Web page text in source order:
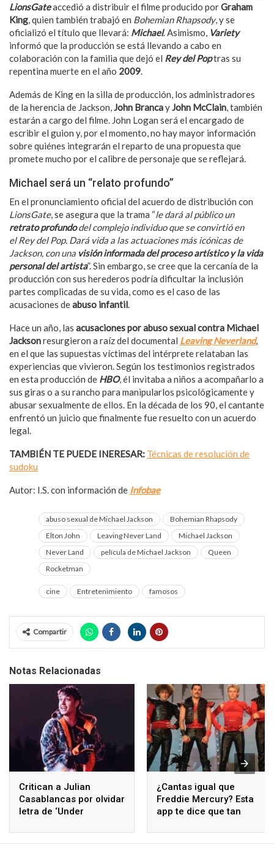
LionsGateaccedió a distribuir el filme producido porGraham
King, quien también trabajó en Bohemian Rhapsody, y se
oficializó el título que llevará: Michael. Asimismo, Variety
informó que la producción se está llevando a cabo en
colaboración con la familia que dejó el Rey del Poptras su
repentina muerte en el año 2009.
Además de King en la silla de producción, los administradores
de la herencia de Jackson,John BrancayJohn McClain, también
estarán a cargo del filme. John Logan será el encargado de
escribir el guion y, por el momento, no hay mayor información
sobre quiénes integrarán el reparto de una propuesta que
promete mucho por el calibre de personaje que se reflejará.
Michael será un “relato profundo”
En el pronunciamiento oficial del acuerdo de distribución con
LionsGate, se asegura que la trama “le dará al público un
retrato profundodel complejo individuo que se convirtió en
el Rey del Pop. Dará vida a las actuaciones más icónicas de
Jackson, con una visión informada del proceso artístico y la vida
personal del artista”. Sin embargo, se cree que la cercanía de la
producción con sus herederos podría dificultar la inclusión
partes complicadas de su vida, como es el caso de las
acusaciones deabuso infantil.
Hace un año, las acusaciones por abuso sexual contra Michael
Jacksonresurgieron a raíz del documental Leaving Neverland,
en el que las supuestas víctimas del intérprete relataban las
experiencias que vivieron. Según los testimonios registrados
en esta producción de HBO, él invitaba a niños a acompañarlo a
sus giras o a su rancho para manipularlos psicológicamente y
abusar sexualmente de ellos. En la década de los 90, el cantante
enfrentó un juicio que finalmente fue resuelto con un acuerdo
legal.
TAMBIÉN TE PUEDE INERESAR: Técnicas de resolución de
sudoku
Autor: I.S. con información de Infobae
abuso sexual de Michael Jackson
Bohemian Rhapsody
Elton John
Leaving Never Land
Michael Jackson
Never Land
película de Michael Jackson
Queen
Rocketman
cine Entretenimiento famosos
Compartir
Notas Relacionadas
Critican a Julian
Casablancas por olvidar
letra de ‘Under
¿Cantas igual que
Freddie Mercury? Esta
app te dice que tan